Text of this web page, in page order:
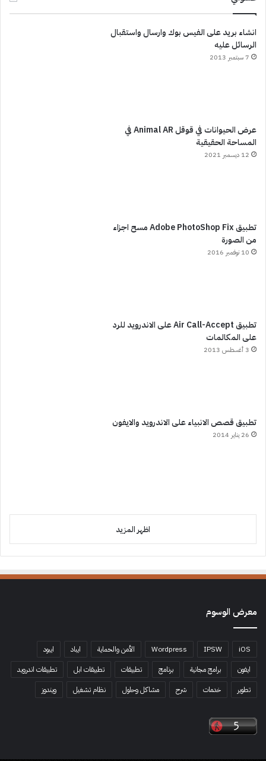
انشاء بريد على الفيس بوك وارسال واستقبال
الرسائل عليه
7 سبتمبر 2013
عرض الحيوانات في قوقل Animal AR في
المساحة الحقيقية
12 ديسمبر 2021
تطبيق Adobe PhotoShop Fix مسح اجزاء
من الصورة
10 نوفمبر 2016
تطبيق Air Call-Accept على الاندرويد للرد
على المكالمات
3 أغسطس 2013
تطبيق قصص الانبياء على الاندرويد والايفون
26 يناير 2014
اظهر المزيد
معرض الوسوم
iOS
IPSW
Wordpress الأمن والحماية ايباد
ايبود
ايفون
برامج مجانية برنامج تطبيقات تطبيقات ابل
تطبيقات اندرويد
تطوير
خدمات شرح مشاكل وحلول نظام تشغيل ويندوز